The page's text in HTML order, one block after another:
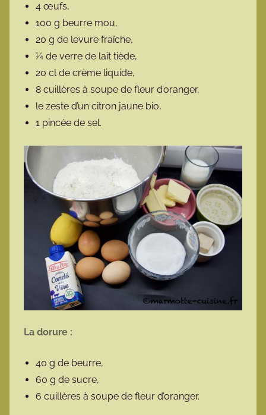
4 œufs,
100 g beurre mou,
20 g de levure fraîche,
¼ de verre de lait tiède,
20 cl de crème liquide,
8 cuillères à soupe de fleur d’oranger,
le zeste d’un citron jaune bio,
1 pincée de sel.
La dorure :
40 g de beurre,
60 g de sucre,
6 cuillères à soupe de fleur d’oranger.